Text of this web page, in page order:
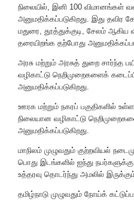
நிலையில், இனி 100 விமானங்கள்
அனுமதிக்கப்படுகிறது. இது தவிர
மதுரை, தூத்துக்குடி, சேலம்
தரையிறங்க தற்போது
அரசு மற்றும் அரசுத் துறை சார்ந்த
வழிகாட்டு நெறிமுறைகளைக்
அனுமதிக்கப்படுகிறது.
ஊரக மற்றும் நகரப் பகுதிகளில்
நிலையான வழிகாட்டு
அனுமதிக்கப்படுகிறது.
மாநிலம் முழுவதும் குற்றவியல்
பொது இடங்களில் ஐந்து
உத்தரவு தொடர்ந்து அமலில்
தமிழ்நாடு முழுவதும் நோய்க்